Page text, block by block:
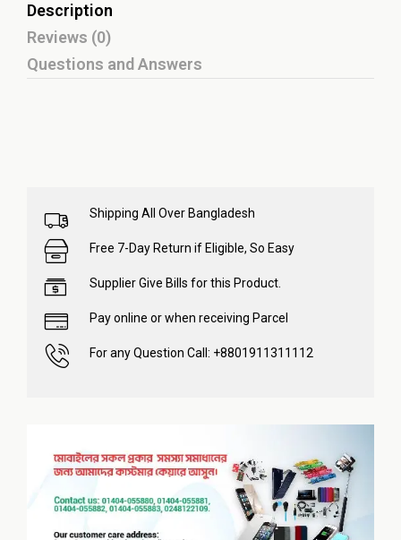
Description
Reviews (0)
Questions and Answers
Shipping All Over Bangladesh
Free 7-Day Return if Eligible, So Easy
Supplier Give Bills for this Product.
Pay online or when receiving Parcel
For any Question Call: +8801911311112